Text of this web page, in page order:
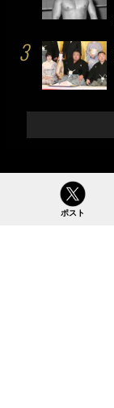
ポスト